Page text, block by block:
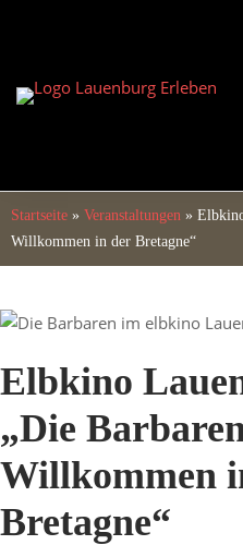
Startseite » Veranstaltungen »
Willkommen in der Bretagne“
Elbkino
„Die
Willkommen
Bretagne“